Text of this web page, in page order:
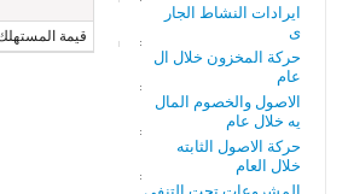
ايرادات النشاط الجار
ى
حركة المخزون خلال ال
عام
الاصول والخصوم المال
يه خلال عام
حركة الاصول الثابته
خلال العام
قيمة